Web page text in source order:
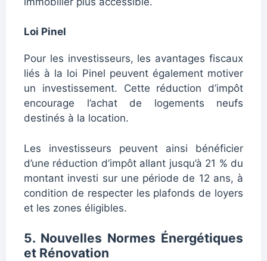
Loi Pinel
Pour les investisseurs, les avantages fiscaux
liés à la loi Pinel peuvent également motiver
un investissement. Cette réduction d’impôt
encourage l’achat de logements neufs
destinés à la location.
Les investisseurs peuvent ainsi bénéficier
d’une réduction d’impôt allant jusqu’à 21 % du
montant investi sur une période de 12 ans, à
condition de respecter les plafonds de loyers
et les zones éligibles.
5. Nouvelles Normes Énergétiques
et Rénovation